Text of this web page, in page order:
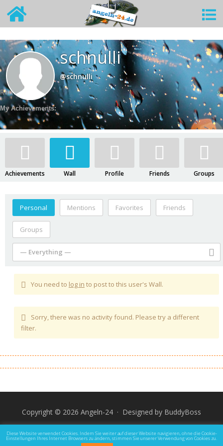
schnulli
@schnulli
Rank:Neuling
My Achievements:
Achievements Wall Profile Friends Groups
Personal Mentions Favorites Friends
Groups
— Everything —
You need to log in to post to this user's Wall.
Sorry, there was no activity found. Please try a different
filter.
Copyright © 2026 Angeln-24 · Designed by BuddyBoss
Impressum Datenschutz und Rechtliche Hinweise
Diese Website verwendet Cookies. Indem Sie weiter auf dieser Website navigieren, ohne die Cookie-
Einstellungen Ihres Internet Browsers zu ändern, stimmen Sie unserer Verwendung von Cookies zu.